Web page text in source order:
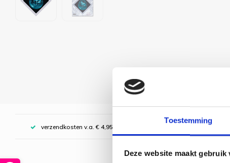
Toestemming
Deze website maakt gebruik
verzendkosten v.a. € 4,95, boven € 70,00 gratis (NL)